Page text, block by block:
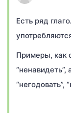
Есть ряд
Примеры, как
“ненавидеть”,
“негодовать”,